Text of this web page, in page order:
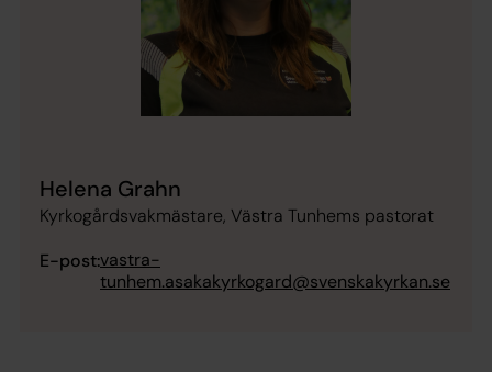
Helena Grahn
Kyrkogårdsvakmästare, Västra Tunhems pastorat
E-post:vastra-
tunhem.asakakyrkogard@svenskakyrkan.se